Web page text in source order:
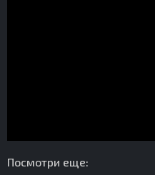
Посмотри еще: